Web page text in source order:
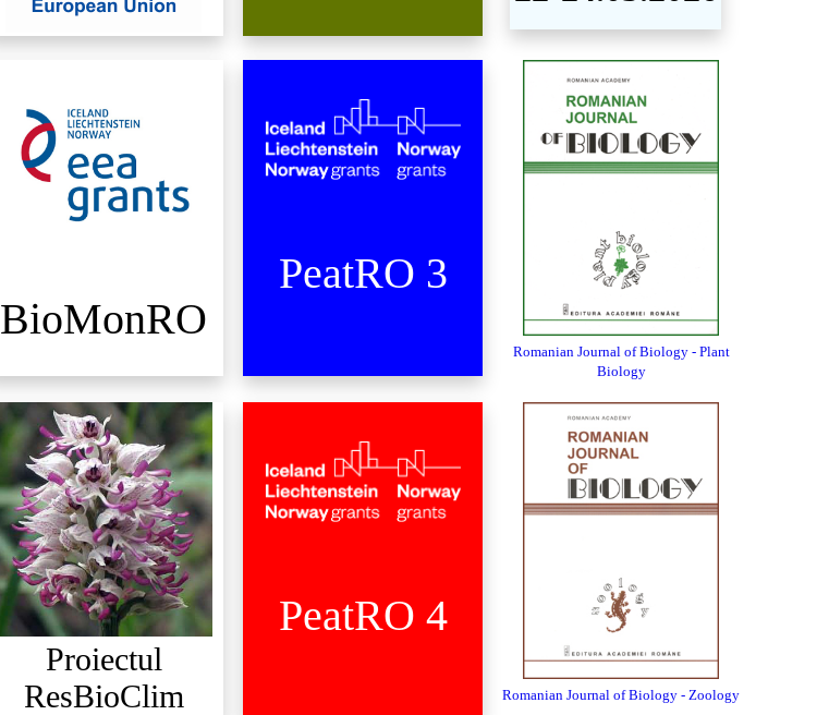
BioMonRO
PeatRO 3
Romanian Journal of Biology - Plant
Biology
Proiectul
ResBioClim
PeatRO 4
Romanian Journal of Biology - Zoology